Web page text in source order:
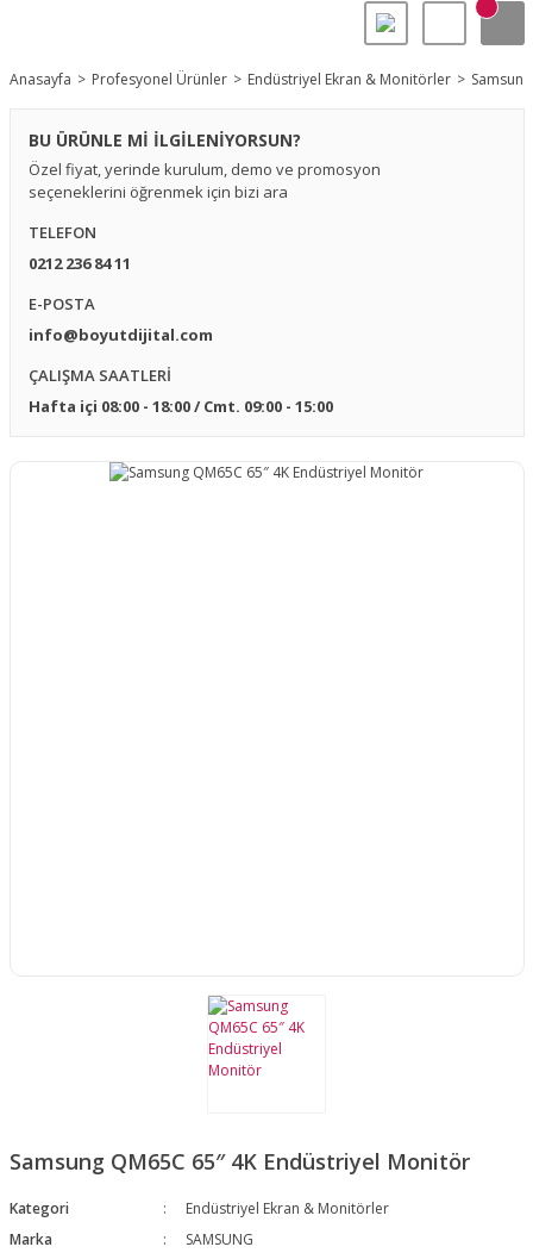
Anasayfa Profesyonel Ürünler Endüstriyel Ekran & Monitörler
BU ÜRÜNLE Mİ İLGİLENİYORSUN?
Özel fiyat, yerinde kurulum, demo ve promosyon
seçeneklerini öğrenmek için bizi ara
TELEFON
0212 236 84 11
E-POSTA
info@boyutdijital.com
ÇALIŞMA SAATLERİ
Hafta içi 08:00 - 18:00 / Cmt. 09:00 - 15:00
Samsung QM65C 65″ 4K Endüstriyel Monitör
Kategori
Endüstriyel Ekran & Monitörler
Marka
SAMSUNG